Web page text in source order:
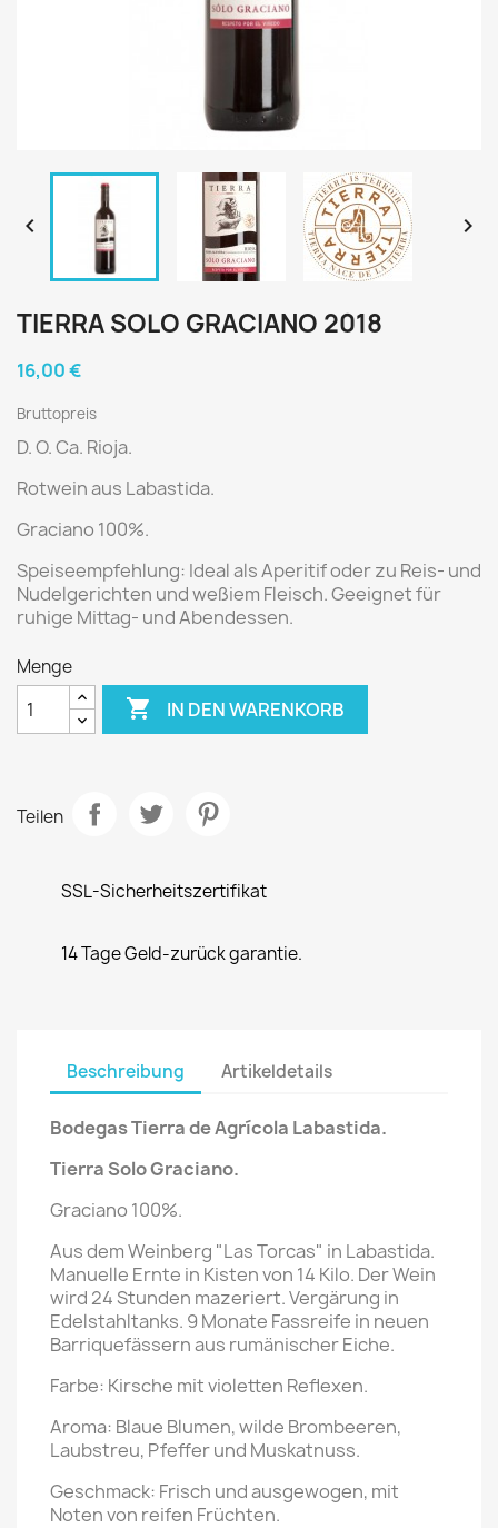
 
TIERRA SOLO GRACIANO 2018
16,00 €
Bruttopreis
D. O. Ca. Rioja.
Rotwein aus Labastida.
Graciano 100%.
Speiseempfehlung: Ideal als Aperitif oder zu Reis- und
Nudelgerichten und weßiem Fleisch.Geeignet für
ruhige Mittag- und Abendessen.
Menge
 IN DEN WARENKORB
Teilen
SSL-Sicherheitszertifikat
14 Tage Geld-zurück garantie.
Beschreibung Artikeldetails
Bodegas Tierra de Agrícola Labastida.
Tierra Solo Graciano.
Graciano 100%.
Aus dem Weinberg "Las Torcas" in Labastida.
Manuelle Ernte in Kisten von 14 Kilo. Der Wein
wird 24 Stunden mazeriert. Vergärung in
Edelstahltanks. 9 Monate Fassreife in neuen
Barriquefässern aus rumänischer Eiche.
Farbe: Kirsche mit violetten Reflexen.
Aroma: Blaue Blumen, wilde Brombeeren,
Laubstreu, Pfeffer und Muskatnuss.
Geschmack: Frisch und ausgewogen, mit
Noten von reifen Früchten.